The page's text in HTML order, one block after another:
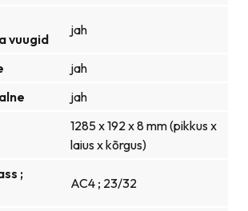
vuugid
jah
jah
jah
1285 x 192 x 8 mm (pikkus x
laius x kõrgus)
;
AC4 ; 23/32